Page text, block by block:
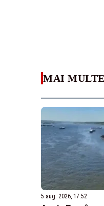
MAI
5 aug. 2026, 17:52